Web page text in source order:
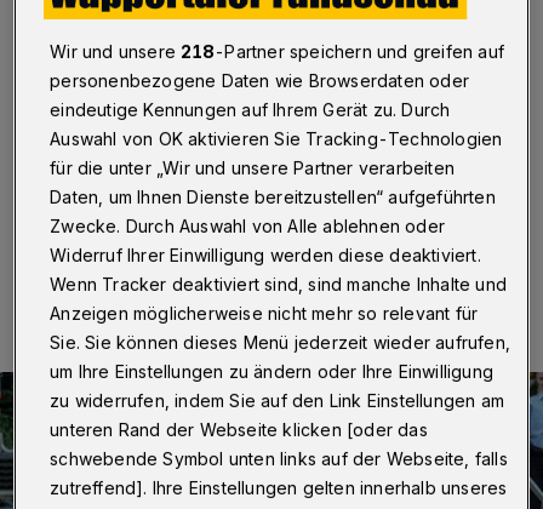
Velbert / Wuppertal · Auf der Donnerstraße in
Velbert-Langenberg ist ein Motorradfahrer am Montag
(18. Juli 2022) bei einem Verkehrsunfall schwer
verletzt worden. Er war mit seiner Maschine in Richtung
Wuppertal unterwegs.
19.07.2022 , 07:00 Uhr Eine Minute Lesezeit
Wir und unsere 218-Partner speichern und greifen auf
personenbezogene Daten wie Browserdaten oder
eindeutige Kennungen auf Ihrem Gerät zu. Durch
Auswahl von OK aktivieren Sie Tracking-Technologien
für die unter „Wir und unsere Partner verarbeiten
Daten, um Ihnen Dienste bereitzustellen“ aufgeführten
Zwecke. Durch Auswahl von Alle ablehnen oder
Widerruf Ihrer Einwilligung werden diese deaktiviert.
Wenn Tracker deaktiviert sind, sind manche Inhalte und
Anzeigen möglicherweise nicht mehr so relevant für
Sie. Sie können dieses Menü jederzeit wieder aufrufen,
um Ihre Einstellungen zu ändern oder Ihre Einwilligung
zu widerrufen, indem Sie auf den Link Einstellungen am
unteren Rand der Webseite klicken [oder das
schwebende Symbol unten links auf der Webseite, falls
zutreffend]. Ihre Einstellungen gelten innerhalb unseres